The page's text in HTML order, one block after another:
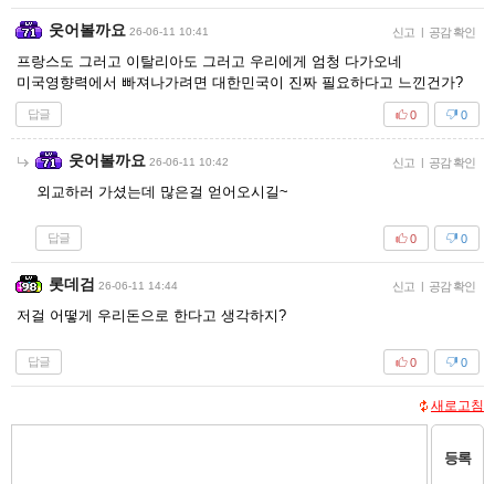
웃어볼까요 26-06-11 10:41 신고 공감 확인
프랑스도 그러고 이탈리아도 그러고 우리에게 엄청 다가오네
미국영향력에서 빠져나가려면 대한민국이 진짜 필요하다고 느낀건가?
답글 0
0
웃어볼까요 26-06-11 10:42 신고 공감 확인
외교하러 가셨는데 많은걸 얻어오시길~
답글 0
0
롯데검 26-06-11 14:44 신고 공감 확인
저걸 어떻게 우리돈으로 한다고 생각하지?
답글 0
0
새로고침
등록